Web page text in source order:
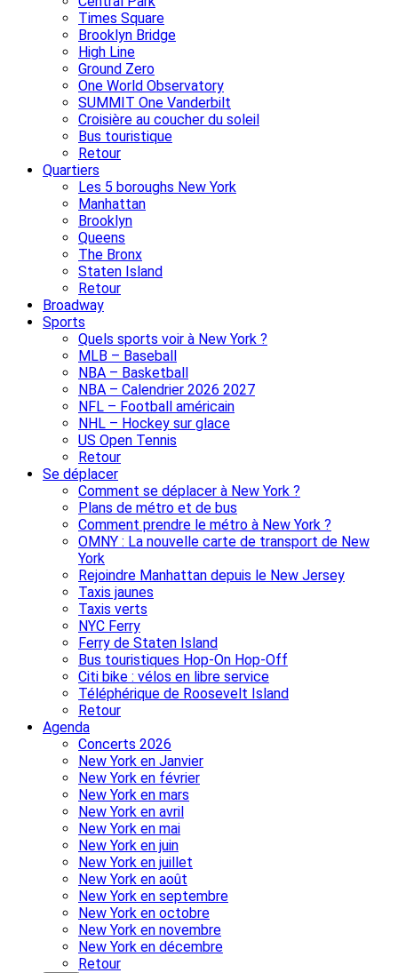
Times Square
Brooklyn Bridge
High Line
Ground Zero
One World Observatory
SUMMIT One Vanderbilt
Croisière au coucher du soleil
Bus touristique
Retour
Quartiers
Les 5 boroughs New York
Manhattan
Brooklyn
Queens
The Bronx
Staten Island
Retour
Broadway
Sports
Quels sports voir à New York ?
MLB – Baseball
NBA – Basketball
NBA – Calendrier 2026 2027
NFL – Football américain
NHL – Hockey sur glace
US Open Tennis
Retour
Se déplacer
Comment se déplacer à New York ?
Plans de métro et de bus
Comment prendre le métro à New York ?
OMNY : La nouvelle carte de transport de New
York
Rejoindre Manhattan depuis le New Jersey
Taxis jaunes
Taxis verts
NYC Ferry
Ferry de Staten Island
Bus touristiques Hop-On Hop-Off
Citi bike : vélos en libre service
Téléphérique de Roosevelt Island
Retour
Agenda
Concerts 2026
New York en Janvier
New York en février
New York en mars
New York en avril
New York en mai
New York en juin
New York en juillet
New York en août
New York en septembre
New York en octobre
New York en novembre
New York en décembre
Retour